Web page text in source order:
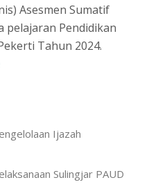
Asesmen Sumatif
pelajaran Pendidikan
Tahun 2024.
Ijazah
Sulingjar PAUD